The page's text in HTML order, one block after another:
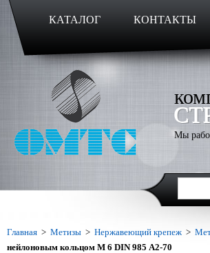
КАТАЛОГ КОНТАКТЫ
Мы
Главная > Метизы > Нержавеющий крепеж >
нейлоновым кольцом M 6 DIN 985 А2-70